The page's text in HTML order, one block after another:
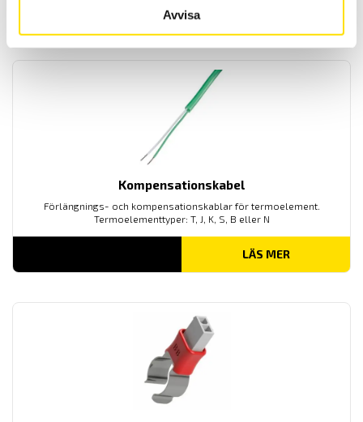
Avvisa
Kompensationskabel
Förlängnings- och kompensationskablar för termoelement.
Termoelementtyper: T, J, K, S, B eller N
LÄS MER